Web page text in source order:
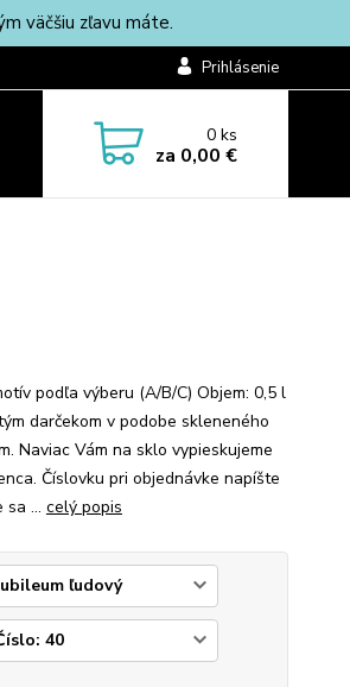
väčšiu zľavu máte.
Prihlásenie
0ks
za 0,00 €
podľa výberu (A/B/C) Objem: 0,5 l
darčekom v podobe skleneného
Naviac Vám na sklo vypieskujeme
Číslovku pri objednávke napíšte
sa ... celý popis